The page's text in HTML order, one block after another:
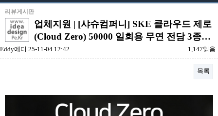
나눔이벤트
자유게시판
질문답변
포토
액상
리뷰게시판
업체지원 | [샤슈컴퍼니] SKE 클라우드 제로
(Cloud Zero) 50000 일회용 무연 전담 3종…
Eddy에디 25-11-04 12:42 1,147읽음
목록
본문